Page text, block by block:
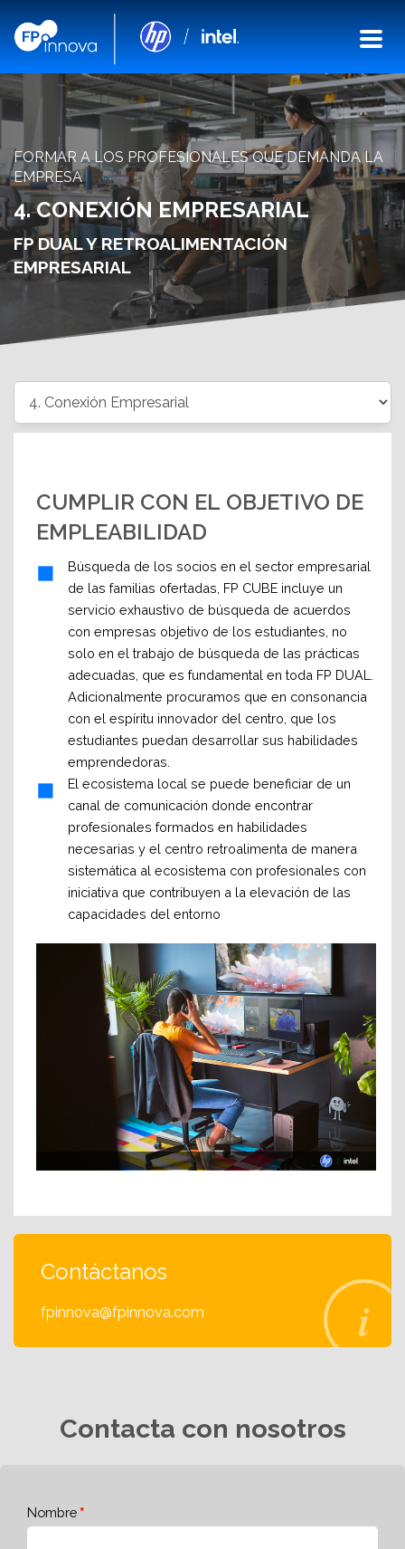
FORMAR A LOS PROFESIONALES QUE DEMANDA LA
EMPRESA
4. CONEXIÓN EMPRESARIAL
FP DUAL Y RETROALIMENTACIÓN
EMPRESARIAL
CUMPLIR CON EL OBJETIVO DE
EMPLEABILIDAD
Búsqueda de los socios en el sector empresarial
de las familias ofertadas, FP CUBE incluye un
servicio exhaustivo de búsqueda de acuerdos
con empresas objetivo de los estudiantes, no
solo en el trabajo de búsqueda de las prácticas
adecuadas, que es fundamental en toda FP DUAL.
Adicionalmente procuramos que en consonancia
con el espíritu innovador del centro, que los
estudiantes puedan desarrollar sus habilidades
emprendedoras.
El ecosistema local se puede beneficiar de un
canal de comunicación donde encontrar
profesionales formados en habilidades
necesarias y el centro retroalimenta de manera
sistemática al ecosistema con profesionales con
iniciativa que contribuyen a la elevación de las
capacidades del entorno
Contáctanos
fpinnova@fpinnova.com
Contacta con nosotros
Nombre